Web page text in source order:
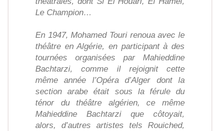
Le Champion…
En 1947, Mohamed Touri renoua avec le
théâtre en Algérie, en participant à des
tournées organisées par Mahieddine
Bachtarzi, comme il rejoignit cette
même année l’Opéra d’Alger dont la
section arabe était sous la férule du
ténor du théâtre algérien, ce même
Mahieddine Bachtarzi que côtoyait,
alors, d’autres artistes tels Rouiched,